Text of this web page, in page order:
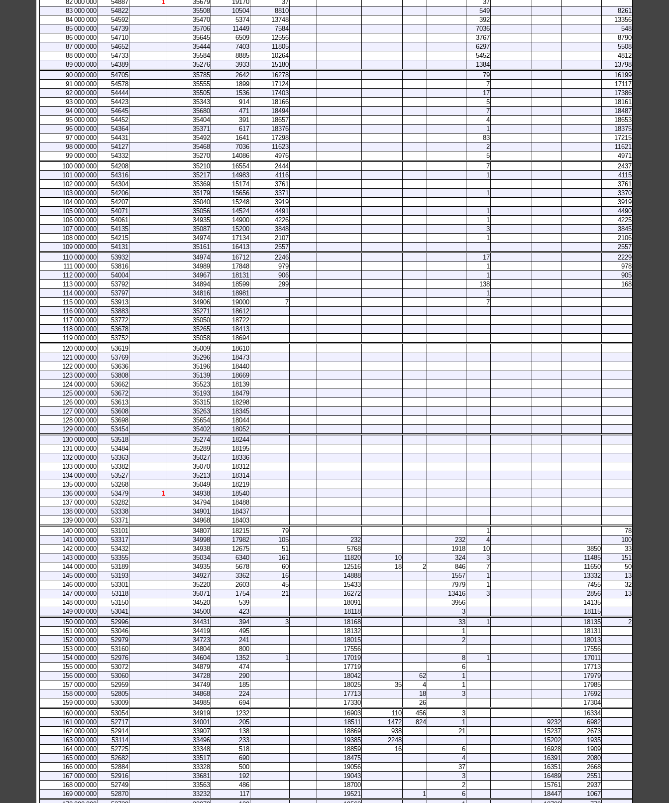
82 000 000 54887 1 35679 19170 37
37
83 000 000 54822 35508 10504 8810 549
8261
84 000 000 54592 35470 5374 13748 392
13356
85 000 000 54739 35706 11449 7584 7036
548
86 000 000 54710 35645 6509 12556 3767
8790
87 000 000 54652 35444 7403 11805 6297
5508
88 000 000 54733 35584 8885 10264 5452
4812
89 000 000 54389 35276 3933 15180 1384
13798
90 000 000 54705 35785 2642 16278 79
16199
91 000 000 54578 35555 1899 17124 7
17117
92 000 000 54444 35505 1536 17403 17
17386
93 000 000 54423 35343 914 18166 5
18161
94 000 000 54645 35680 471 18494 7
18487
95 000 000 54452 35404 391 18657 4
18653
96 000 000 54364 35371 617 18376 1
18375
97 000 000 54431 35492 1641 17298 83
17215
98 000 000 54127 35468 7036 11623 2
11621
99 000 000 54332 35270 14086 4976 5
4971
100 000 000 54208 35210 16554 2444 7
2437
101 000 000 54316 35217 14983 4116 1
4115
102 000 000 54304 35369 15174 3761
3761
103 000 000 54206 35179 15656 3371 1
3370
104 000 000 54207 35040 15248 3919
3919
105 000 000 54071 35056 14524 4491 1
4490
106 000 000 54061 34935 14900 4226 1
4225
107 000 000 54135 35087 15200 3848 3
3845
108 000 000 54215 34974 17134 2107 1
2106
109 000 000 54131 35161 16413 2557
2557
110 000 000 53932 34974 16712 2246 17
2229
111 000 000 53816 34989 17848 979 1
978
112 000 000 54004 34967 18131 906 1
905
113 000 000 53792 34894 18599 299 138
168
114 000 000 53797 34816 18981
1
115 000 000 53913 34906 19000 7
7
116 000 000 53883 35271
18612
117 000 000 53772 35050
18722
118 000 000 53678 35265
18413
119 000 000 53752 35058
18694
120 000 000 53619 35009
18610
121 000 000 53769 35296
18473
122 000 000 53636 35196
18440
123 000 000 53808 35139
18669
124 000 000 53662 35523
18139
125 000 000 53672 35193
18479
126 000 000 53613 35315
18298
127 000 000 53608 35263
18345
128 000 000 53698 35654
18044
129 000 000 53454 35402
18052
130 000 000 53518 35274
18244
131 000 000 53484 35289
18195
132 000 000 53363 35027
18336
133 000 000 53382 35070
18312
134 000 000 53527 35213
18314
135 000 000 53268 35049
18219
136 000 000 53479 1 34938
18540
137 000 000 53282 34794
18488
138 000 000 53338 34901
18437
139 000 000 53371 34968
18403
140 000 000 53101 34807 18215 79 1
78
141 000 000 53317 34998 17982 105 232 232 4
100
142 000 000 53432 34938 12675 51 5768 1918 10 3850
33
143 000 000 53355 35034 6340 161 11820 10 324 3 11485
151
144 000 000 53189 34935 5678 60 12516 18 2 846 7 11650
50
145 000 000 53193 34927 3362 16 14888 1557 1 13332
13
146 000 000 53301 35220 2603 45 15433 7979 1 7455
32
147 000 000 53118 35071 1754 21 16272 13416 3 2856
13
148 000 000 53150 34520 539 18091 3956
14135
149 000 000 53041 34500 423 18118 3
18115
150 000 000 52996 34431 394 3 18168 33 1 18135
2
151 000 000 53046 34419 495 18132 1
18131
152 000 000 52979 34723 241 18015 2
18013
153 000 000 53160 34804 800 17556
17556
154 000 000 52976 34604 1352 1 17019 8 1
17011
155 000 000 53072 34879 474 17719 6
17713
156 000 000 53060 34728 290 18042 62 1
17979
157 000 000 52959 34749 185 18025 35 4 1
17985
158 000 000 52805 34868 224 17713 18 3
17692
159 000 000 53009 34985 694 17330 26
17304
160 000 000 53054 34919 1232 16903 110 456 3
16334
161 000 000 52717 34001 205 18511 1472 824 1 9232
6982
162 000 000 52914 33907 138 18869 938 21 15237
2673
163 000 000 53114 33496 233 19385 2248 15202
1935
164 000 000 52725 33348 518 18859 16 6 16928
1909
165 000 000 52682 33517 690 18475 4 16391
2080
166 000 000 52884 33328 500 19056 37 16351
2668
167 000 000 52916 33681 192 19043 3 16489
2551
168 000 000 52749 33563 486 18700 2 15761
2937
169 000 000 52870 33232 117 19521 1 6 18447
1067